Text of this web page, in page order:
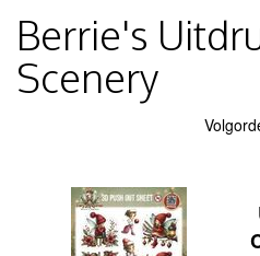
Berrie's
Scenery